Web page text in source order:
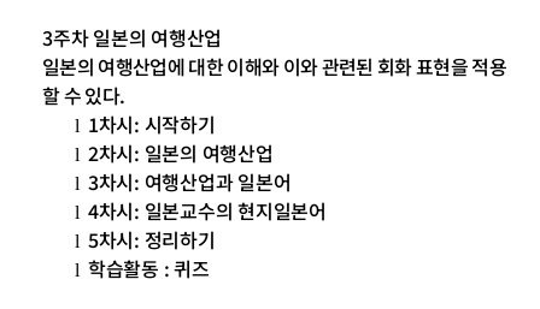
3주차 일본의 여행산업
일본의 여행산업에 대한 이해와 이와 관련된 회화 표현을 적용
할 수 있다.
l 1차시: 시작하기
l 2차시: 일본의 여행산업
l 3차시: 여행산업과 일본어
l 4차시: 일본교수의 현지일본어
l 5차시: 정리하기
l 학습활동 :퀴즈